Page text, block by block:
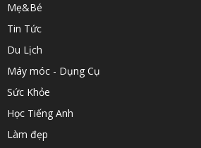
Mẹ&Bé
Tin Tức
Du Lịch
Máy móc - Dụng Cụ
Sức Khỏe
Học Tiếng Anh
Làm đẹp